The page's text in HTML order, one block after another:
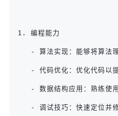
1. 编程能力
- 算法实现：能够将算法
- 代码优化：优化代码以
- 数据结构应用：熟练使
- 调试技巧：快速定位并